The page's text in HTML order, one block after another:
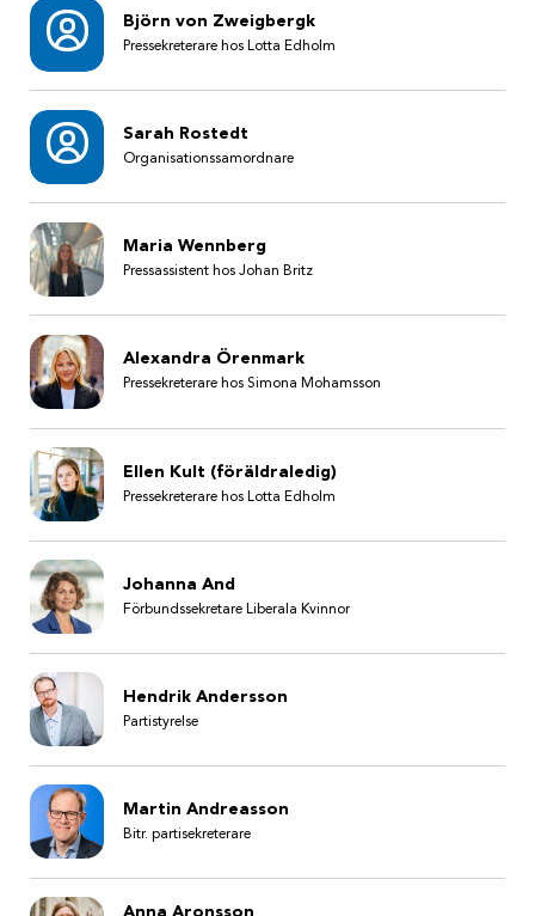
Björn von Zweigbergk
Pressekreterare hos Lotta Edholm
Sarah Rostedt
Organisationssamordnare
Maria Wennberg
Pressassistent hos Johan Britz
Alexandra Örenmark
Pressekreterare hos Simona Mohamsson
Ellen Kult (föräldraledig)
Pressekreterare hos Lotta Edholm
Johanna And
Förbundssekretare Liberala Kvinnor
Hendrik Andersson
Partistyrelse
Martin Andreasson
Bitr. partisekreterare
Anna Aronsson